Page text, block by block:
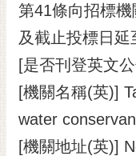
第41條向招標
及截止投標日延
[是否刊登英文
[機關名稱(英)]
water
[機關地址(英)]